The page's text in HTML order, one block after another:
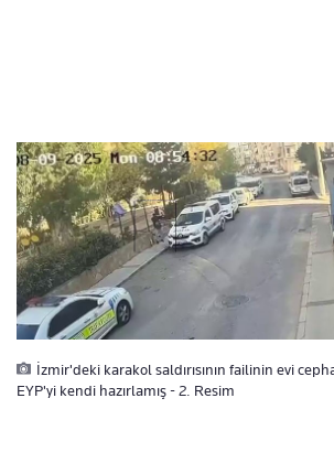
İzmir'deki karakol saldırısının failinin evi
EYP'yi kendi hazırlamış - 2. Resim